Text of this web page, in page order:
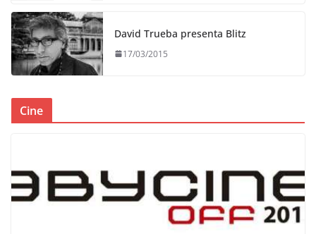
David Trueba presenta Blitz
17/03/2015
Cine